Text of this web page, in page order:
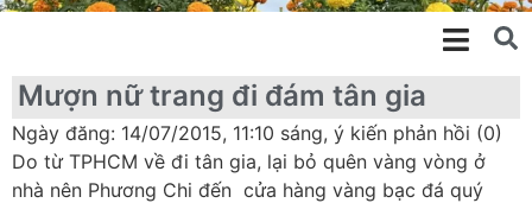
Mượn nữ trang đi đám tân gia
Ngày đăng: 14/07/2015, 11:10 sáng, ý kiến phản hồi (0)
Do từ TPHCM về đi tân gia, lại bỏ quên vàng vòng ở
nhà nên Phương Chi đến cửa hàng vàng bạc đá quý